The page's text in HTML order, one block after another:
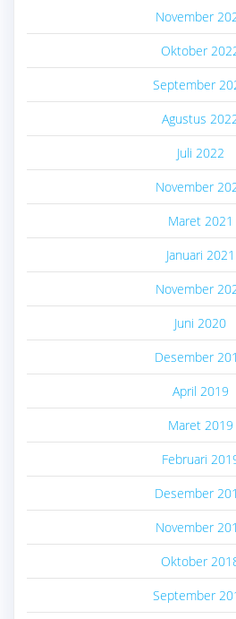
November
Oktober
September
Agustus
Juli 2022
November
Maret 2021
Januari 2021
November
Juni 2020
Desember
April 2019
Maret 2019
Februari
Desember
November
Oktober
September